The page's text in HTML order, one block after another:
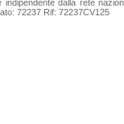
dalla rete
72237 Rif: 72237CV125